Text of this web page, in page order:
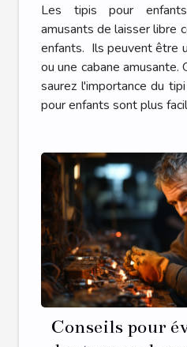
Les tipis pour
amusants de laisser libre
enfants. Ils peuvent être
ou une cabane amusante.
saurez l'importance du
pour enfants sont plus
Conseils pour